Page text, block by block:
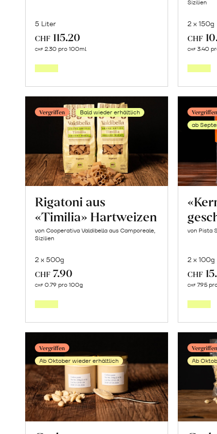
5 Liter
CHF 115.20
CHF 2.30 pro 100ml
Extra
Vergine
erfahren
Sizilien
2 x 150g
CHF
CHF 3.40
Vergriffen Bald wieder erhältlich
Rigatoni aus
«Timilia» Hartweizen
von Cooperativa Valdibella aus Camporeale,
Sizilien
2 x 500g
CHF 7.90
CHF 0.79 pro 100g
aus
Hartweizen
erfahren
Vergriffen
ab
von Pista
2 x 100g
CHF
CHF 7.95
Vergriffen
Ab Oktober wieder erhältlich
Vergriffen
Ab